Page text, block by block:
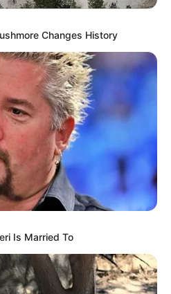
Changes History
Is Married To